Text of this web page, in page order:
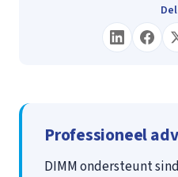
Professioneel
DIMM ondersteunt